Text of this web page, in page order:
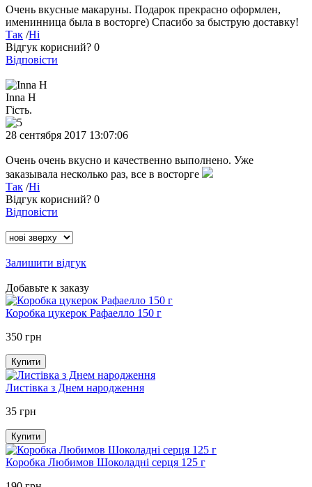
Очень вкусные макаруны. Подарок прекрасно оформлен,
именинница была в восторге) Спасибо за быструю доставку!
Так /Ні
Відгук корисний? 0
Відповісти
Inna H
Гість.
28 сентября 2017 13:07:06
Очень очень вкусно и качественно выполнено. Уже
заказывала несколько раз, все в восторге
Так /Ні
Відгук корисний? 0
Відповісти
Залишити відгук
Добавьте к заказу
Коробка цукерок Рафаелло 150 г
350 грн
Купити
Листівка з Днем народження
35 грн
Купити
Коробка Любимов Шоколадні серця 125 г